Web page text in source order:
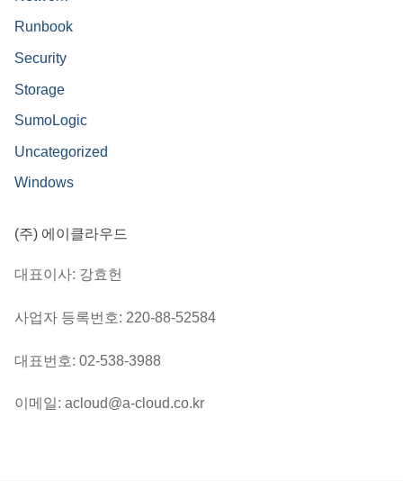
Runbook
Security
Storage
SumoLogic
Uncategorized
Windows
(주) 에이클라우드
대표이사: 강효헌
사업자 등록번호: 220-88-52584
대표번호: 02-538-3988
이메일: acloud@a-cloud.co.kr